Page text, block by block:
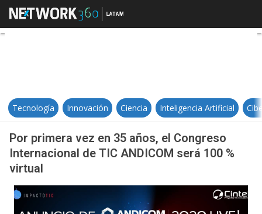
Por primera vez en 35 años, el
Tecnología Innovación Ciencia Inteligencia Artificial
Por primera vez en 35 años, el Congreso
Internacional de TIC ANDICOM será 100 %
virtual